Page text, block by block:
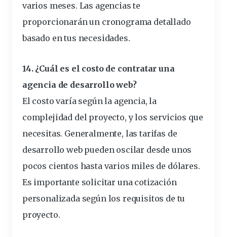
varios meses. Las agencias te
proporcionarán un cronograma detallado
basado en tus necesidades.
14. ¿Cuál es el costo de contratar una
agencia de desarrollo web?
El costo varía según la agencia, la
complejidad del proyecto, y los servicios que
necesitas. Generalmente, las tarifas de
desarrollo web pueden oscilar desde unos
pocos cientos hasta varios miles de dólares.
Es importante solicitar una cotización
personalizada según los requisitos de tu
proyecto.